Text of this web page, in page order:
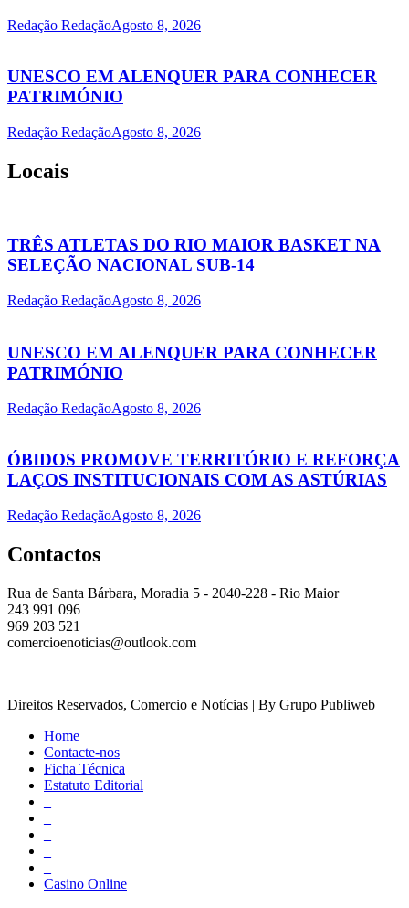
Redação RedaçãoAgosto 8, 2026
UNESCO EM ALENQUER PARA CONHECER
PATRIMÓNIO
Redação RedaçãoAgosto 8, 2026
Locais
TRÊS ATLETAS DO RIO MAIOR BASKET NA
SELEÇÃO NACIONAL SUB-14
Redação RedaçãoAgosto 8, 2026
UNESCO EM ALENQUER PARA CONHECER
PATRIMÓNIO
Redação RedaçãoAgosto 8, 2026
ÓBIDOS PROMOVE TERRITÓRIO E REFORÇA
LAÇOS INSTITUCIONAIS COM AS ASTÚRIAS
Redação RedaçãoAgosto 8, 2026
Contactos
Rua de Santa Bárbara, Moradia 5 - 2040-228 - Rio Maior
243 991 096
969 203 521
comercioenoticias@outlook.com
Direitos Reservados, Comercio e Notícias | By Grupo Publiweb
Home
Contacte-nos
Ficha Técnica
Estatuto Editorial
Casino Online